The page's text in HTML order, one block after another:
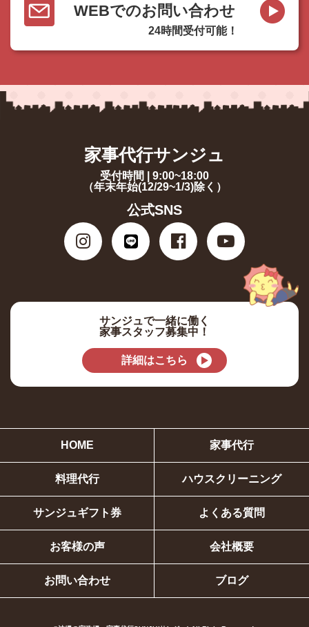
WEBでのお問い合わせ
24時間受付可能！
家事代行サンジュ
受付時間 | 9:00~18:00
（年末年始(12/29~1/3)除く）
公式SNS
サンジュで一緒に働く
家事スタッフ募集中！
詳細はこちら
HOME 家事代行
料理代行 ハウスクリーニング
サンジュギフト券 よくある質問
お客様の声 会社概要
お問い合わせ ブログ